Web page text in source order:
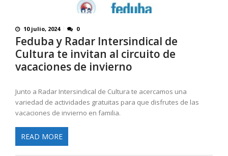
10 julio, 2024 0
Feduba y Radar Intersindical de
Cultura te invitan al circuito de
vacaciones de invierno
Junto a Radar Intersindical de Cultura te acercamos una
variedad de actividades gratuitas para que disfrutes de las
vacaciones de invierno en familia.
READ MORE